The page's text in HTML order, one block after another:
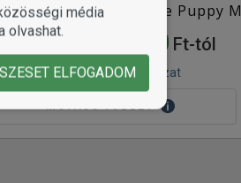
Pro-Nutrition Prestige Puppy
27 590 Ft-tól
2 változat
MUTASS TÖBBET
média
olvashat.
ELFOGADOM